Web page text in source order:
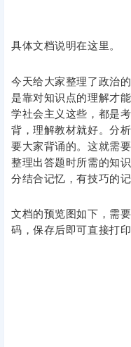
具体文档说明在这里。
今天给大家整理了政治
是靠对知识点的理解才
学社会主义这些，都是
背，理解教材就好。分
要大家背诵的。这就需
整理出答题时所需的知
分结合记忆，有技巧的
文档的预览图如下，需
码，保存后即可直接打印